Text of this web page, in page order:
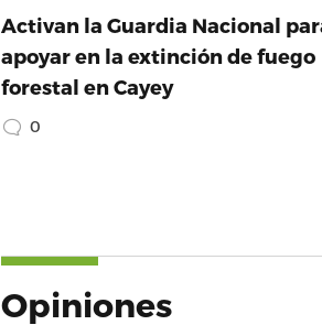
Activan la Guardia Nacional
apoyar en la extinción de fuego
forestal en Cayey
0
Opiniones